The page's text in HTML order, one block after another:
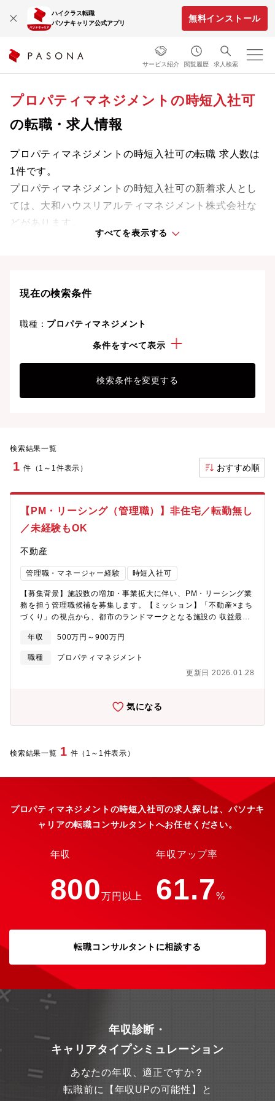
ハイクラス転職
パソナキャリア公式アプリ
無料インストール
サービス紹介 閲覧履歴 求人検索
プロパティマネジメントの時短入社可
の転職・求人情報
プロパティマネジメントの時短入社可の転職 求人数は
1件です。
プロパティマネジメントの時短入社可の新着求人とし
ては、大和ハウスリアルティマネジメント株式会社な
どがあります。
専門知識やスキルを最大限に発揮しながら、あなたの
ことも可能です。
すべてを表示する
現在の検索条件
職種： プロパティマネジメント
時短入社可条件をすべて表示
検索条件を変更する
検索結果一覧
1 件（1～1件表示） おすすめ順
【PM・リーシング（管理職）】非住宅／転勤無し
／未経験もOK
不動産
管理職・マネージャー経験 時短入社可
【募集背景】施設数の増加・事業拡大に伴い、PM・リーシング業
務を担う管理職候補を募集します。【ミッション】「不動産×まち
づくり」の視点から、都市のランドマークとなる施設の 収益最大
両面を理解し、改善提案を行えるプレイングマネージャーを期待
しています。【業務内容】・自社物件のリーシング テナント戦
略立案、募集、契約締結等・各物件のPM・収支管理（KPI設定・
予算実績管理・改善提案）・収益改善企画（空室対策・業種業態
ZA鎌倉 など不動産という「ハコ」に「コンテンツ」を掛け合わせ
も一部あり（出張ベース）。【組織構成】不動産管理部（3名／30
～50代）※経理出身、建築士資格保有者など多様なバックグラウ
業・観光施設を通じて地域活性化に貢献できる・未経験から挑戦
可能：経理・建築・営業など異業種出身者も活躍・経営に近い裁
量：少数精鋭組織で意思決定もスピーディー・幅広いキャリア形
成：リーシング・PM・収支改善・開発寄り業務まで一気通貫で経
験可能・勤務地は大手町本社：都市の中心で多彩な案件に携われ
年収 500万円～900万円
職種
プロパティマネジメント
更新日 2026.01.28
気になる
検索結果一覧 1 件（1～1件表示）
プロパティマネジメントの時短入社可の求人探しは、パソナキ
ャリアの転職コンサルタントへお任せください。
年収
800万円以上
年収アップ率
61.7%
転職コンサルタントに相談する
年収診断・
キャリアタイプシミュレーション
あなたの年収、適正ですか？
転職前に【年収UPの可能性】と